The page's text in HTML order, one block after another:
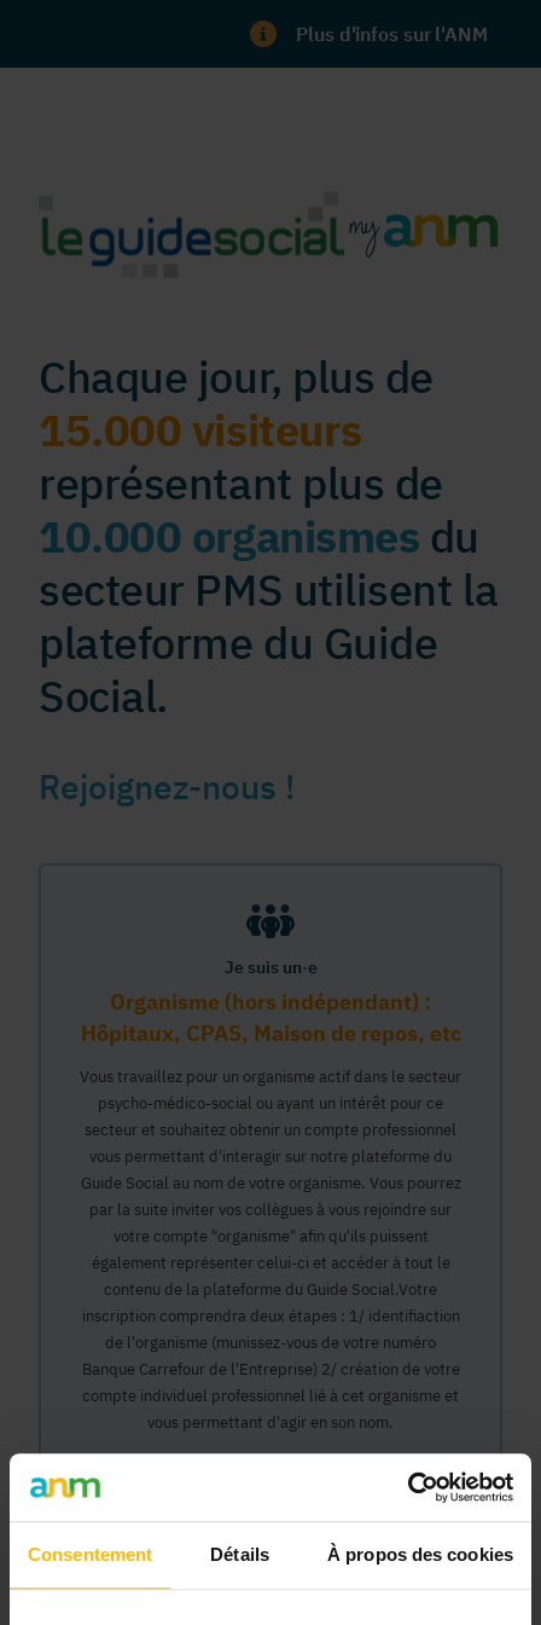
Consentement Détails À propos des cookies
Plus d'infos sur l'ANM
Chaque jour, plus de
15.000 visiteurs
représentant plus de
10.000 organismes du
secteur PMS utilisent la
plateforme du Guide
Social.
Rejoignez-nous !
Je suis un·e
Organisme (hors indépendant) :
Hôpitaux, CPAS, Maison de repos, etc
Vous travaillez pour un organisme actif dans le secteur
psycho-médico-social ou ayant un intérêt pour ce
secteur et souhaitez obtenir un compte professionnel
vous permettant d'interagir sur notre plateforme du
Guide Social au nom de votre organisme. Vous pourrez
par la suite inviter vos collègues à vous rejoindre sur
votre compte "organisme" afin qu'ils puissent
également représenter celui-ci et accéder à tout le
contenu de la plateforme du Guide Social.Votre
inscription comprendra deux étapes : 1/ identifiaction
de l'organisme (munissez-vous de votre numéro
Banque Carrefour de l'Entreprise) 2/ création de votre
compte individuel professionnel lié à cet organisme et
vous permettant d'agir en son nom.